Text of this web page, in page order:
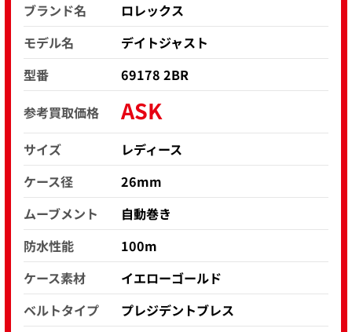
ブランド名
ロレックス
モデル名
デイトジャスト
型番
69178 2BR
参考買取価格
ASK
サイズ
レディース
ケース径
26mm
ムーブメント
自動巻き
防水性能
100m
ケース素材
イエローゴールド
ベルトタイプ
プレジデントブレス